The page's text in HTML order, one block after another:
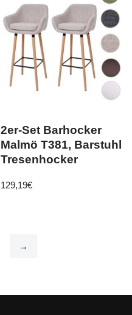
2er-Set Barhocker
Malmö T381, Barstuhl
Tresenhocker
129,19€
→